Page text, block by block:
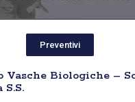
Preventivi
Biologiche –